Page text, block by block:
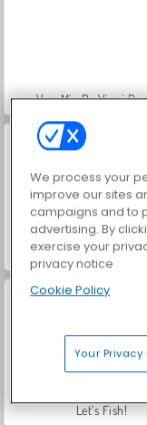
VegaMix Da Vinci
ASMR Makeover &
Let's Fish!
We process your
improve our sites
campaigns and to
advertising. By
exercise your
privacy notice
Cookie Policy
Your Privacy